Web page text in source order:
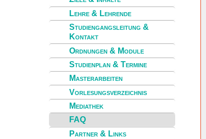
Lehre & Lehrende
Studiengangsleitung &
Kontakt
Ordnungen & Module
Studienplan & Termine
Masterarbeiten
Vorlesungsverzeichnis
Mediathek
FAQ
Partner & Links